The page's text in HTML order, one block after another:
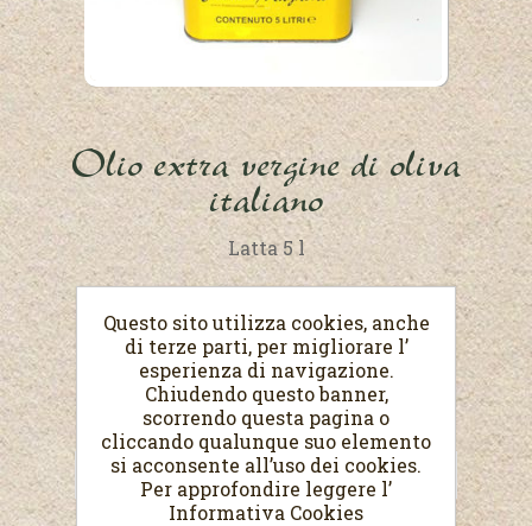
Olio extra vergine di oliva
italiano
Latta 5 l
€67,50
(Prezzo al Lit. €13,50)
Questo sito utilizza cookies, anche
di terze parti, per migliorare l’
esperienza di navigazione.
Chiudendo questo banner,
scorrendo questa pagina o
cliccando qualunque suo elemento
si acconsente all’uso dei cookies.
Per approfondire leggere l’
Informativa Cookies